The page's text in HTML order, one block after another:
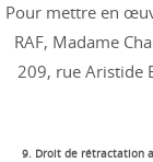
Pour mettre en
RAF, Madame
209, rue Aristide
9. Droit de rétractation